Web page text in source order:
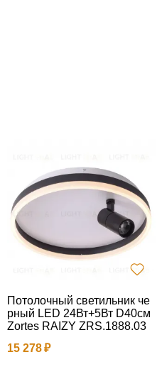
Потолочный светильник че
рный LED 24Вт+5Вт D40см
Zortes RAIZY ZRS.1888.03
15 278